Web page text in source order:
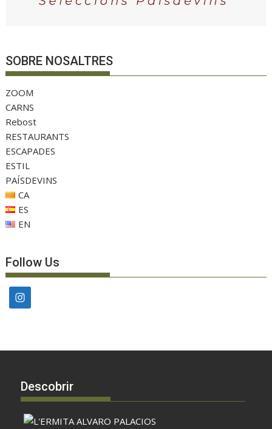
SOBRE NOSALTRES
ZOOM
CARNS
Rebost
RESTAURANTS
ESCAPADES
ESTIL
PAÍSDEVINS
CA
ES
EN
Follow Us
Descobrir